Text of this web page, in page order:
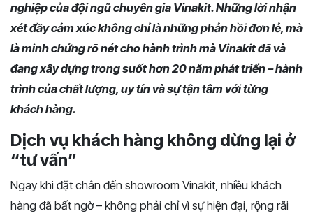
nghiệp của đội ngũ chuyên gia Vinakit. Những lời nhận
xét đầy cảm xúc không chỉ là những phản hồi đơn lẻ, mà
là minh chứng rõ nét cho hành trình mà Vinakit đã và
đang xây dựng trong suốt hơn 20 năm phát triển – hành
trình của chất lượng, uy tín và sự tận tâm với từng
khách hàng.
Dịch vụ khách hàng không dừng lại ở
“tư vấn”
Ngay khi đặt chân đến showroom Vinakit, nhiều khách
hàng đã bất ngờ – không phải chỉ vì sự hiện đại, rộng rãi